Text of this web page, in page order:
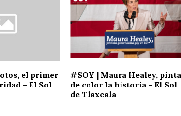
el primer
– El Sol
#SOY | Maura Healey, pinta
de color la historia – El Sol
de Tlaxcala